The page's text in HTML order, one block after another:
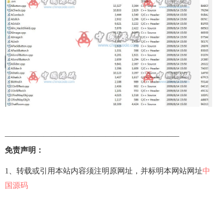
——————————————————————–
免责声明：
1、转载或引用本站内容须注明原网址，并标明本网站网址中
国源码